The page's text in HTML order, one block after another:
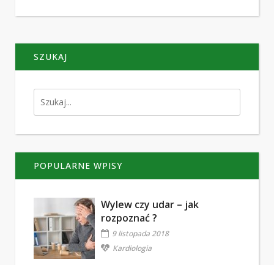
SZUKAJ
POPULARNE WPISY
Wylew czy udar – jak
rozpoznać ?
9 listopada 2018
Kardiologia